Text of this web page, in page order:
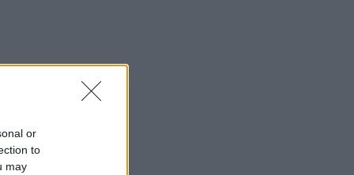
or
to
may